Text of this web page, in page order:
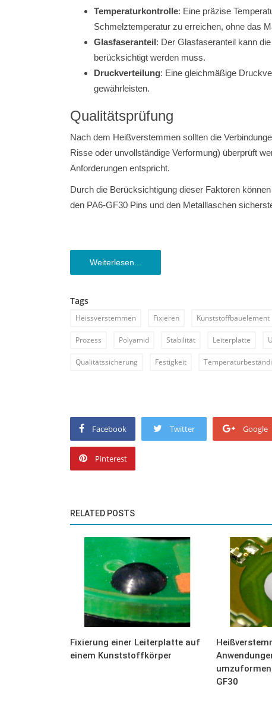
Temperaturkontrolle: Eine präzise
Schmelztemperatur zu erreichen, ohne das
Glasfaseranteil: Der Glasfaseranteil kann
berücksichtigt werden muss.
Druckverteilung: Eine gleichmäßige
gewährleisten.
Qualitätsprüfung
Nach dem Heißverstemmen sollten die
Risse oder unvollständige Verformung) überprüft
Anforderungen entspricht.
Durch die Berücksichtigung dieser Faktoren
den PA6-GF30 Pins und den Metalllaschen
Weiterlesen...
Tags
Heissverstemmen Fixieren Kunststoffbauelement
Prozess Polyamid Stabilität Leiterplatte
Qualitätssicherung Festigkeit
Facebook Twitter Google
Pinterest
RELATED POSTS
Fixierung einer Leiterplatte auf
einem Kunststoffkörper
GF30